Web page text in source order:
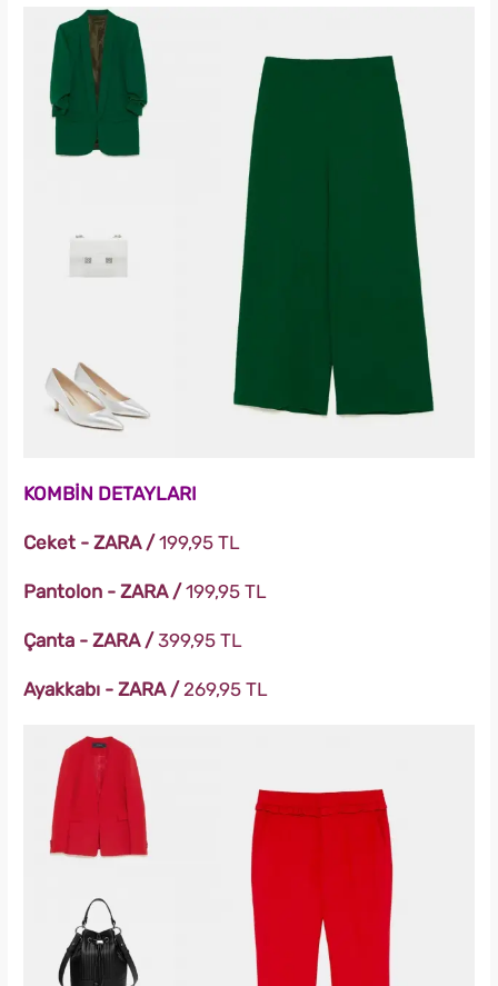
KOMBİN DETAYLARI
Ceket - ZARA /199,95 TL
Pantolon - ZARA /199,95 TL
Çanta - ZARA /399,95 TL
Ayakkabı - ZARA /269,95 TL